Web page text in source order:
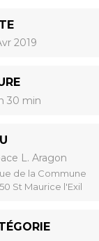
2019
30 min
L. Aragon
de la Commune
St Maurice l'Exil